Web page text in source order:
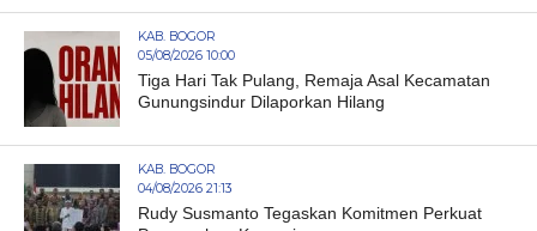
KAB. BOGOR
05/08/2026 10:00
Tiga Hari Tak Pulang, Remaja Asal Kecamatan
Gunungsindur Dilaporkan Hilang
KAB. BOGOR
04/08/2026 21:13
Rudy Susmanto Tegaskan Komitmen Perkuat